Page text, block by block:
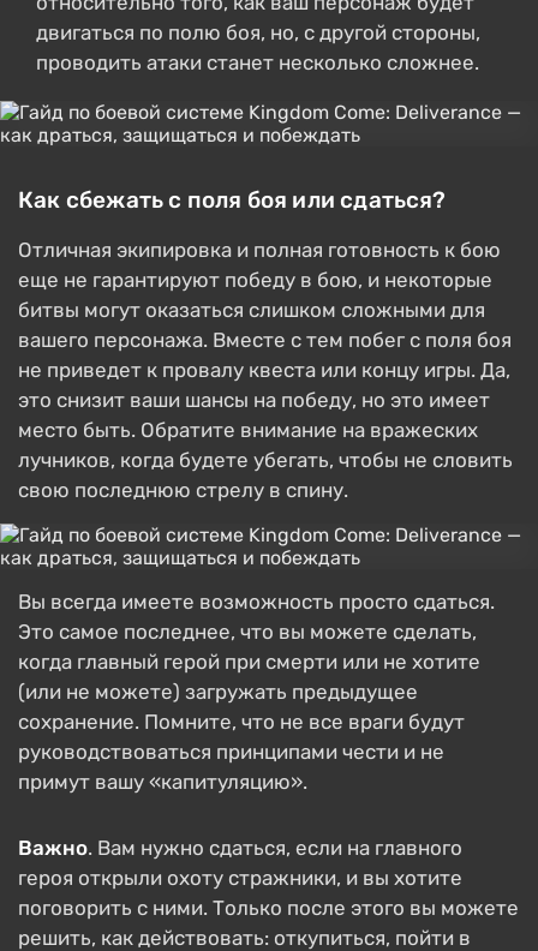
двигаться по полю боя, но, с другой стороны,
проводить атаки станет несколько сложнее.
Как сбежать с поля боя или сдаться?
Отличная экипировка и полная готовность к бою
еще не гарантируют победу в бою, и некоторые
битвы могут оказаться слишком сложными для
вашего персонажа. Вместе с тем побег с поля боя
не приведет к провалу квеста или концу игры. Да,
это снизит ваши шансы на победу, но это имеет
место быть. Обратите внимание на вражеских
лучников, когда будете убегать, чтобы не словить
свою последнюю стрелу в спину.
Вы всегда имеете возможность просто сдаться.
Это самое последнее, что вы можете сделать,
когда главный герой при смерти или не хотите
(или не можете) загружать предыдущее
сохранение. Помните, что не все враги будут
руководствоваться принципами чести и не
примут вашу «капитуляцию».
Важно. Вам нужно сдаться, если на главного
героя открыли охоту стражники, и вы хотите
поговорить с ними. Только после этого вы можете
решить, как действовать: откупиться, пойти в